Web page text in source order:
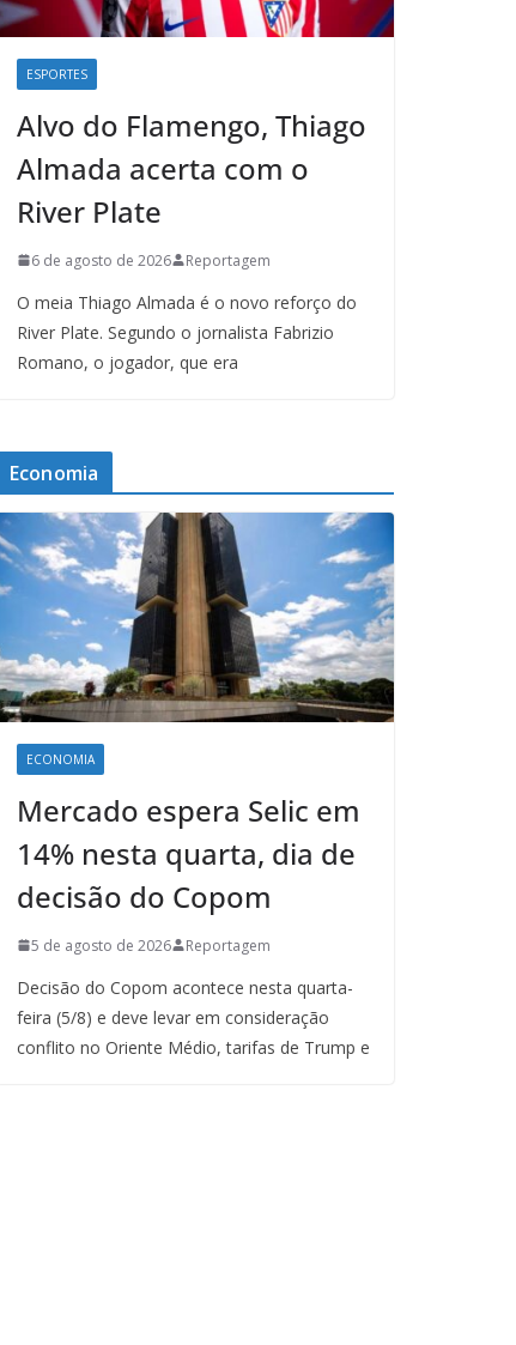
ESPORTES
Alvo do Flamengo, Thiago
Almada acerta com o
River Plate
6 de agosto de 2026 Reportagem
O meia Thiago Almada é o novo reforço do
River Plate. Segundo o jornalista Fabrizio
Romano, o jogador, que era
Economia
ECONOMIA
Mercado espera Selic em
14% nesta quarta, dia de
decisão do Copom
5 de agosto de 2026 Reportagem
Decisão do Copom acontece nesta quarta-
feira (5/8) e deve levar em consideração
conflito no Oriente Médio, tarifas de Trump e